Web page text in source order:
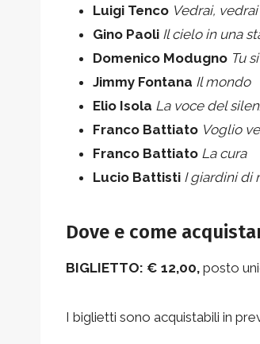
Luigi Tenco Vedrai,
Gino Paoli Il cielo in una
Domenico Modugno Tu
Jimmy Fontana Il mondo
Elio Isola La voce del
Franco Battiato Voglio
Franco Battiato La cura
Lucio Battisti I giardini di
Dove e come
BIGLIETTO: € 12,00, posto
I biglietti sono acquistabili in